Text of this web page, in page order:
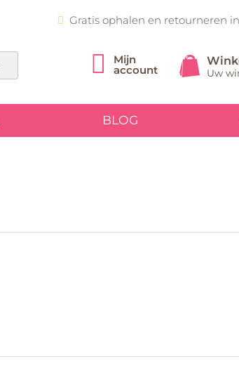
Gratis ophalen en retourneren
Uw
Mijn
account
BLOG